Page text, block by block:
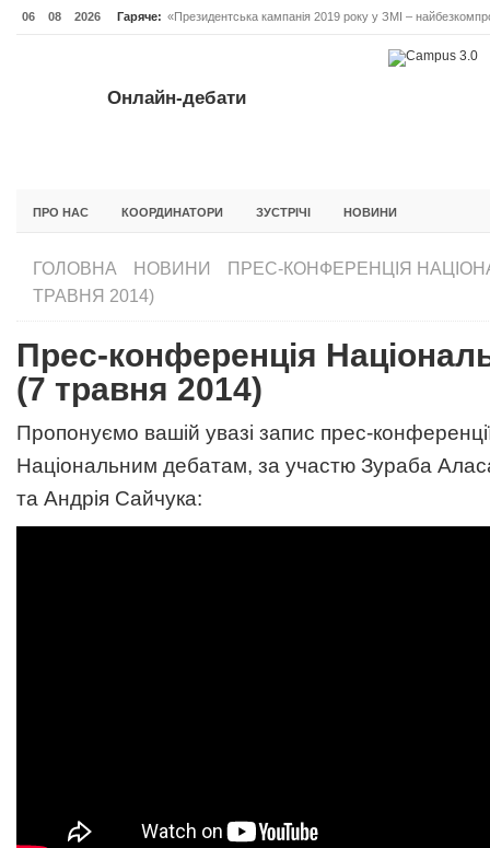
06 08 2026 Гаряче: «Президентська кампанія 2019 року у ЗМІ –
Онлайн-дебати #Відповідальне лідерство. Випуск 3
Онлайн-дебати
ПРО НАС КООРДИНАТОРИ ЗУСТРІЧІ НОВИНИ
ГОЛОВНА НОВИНИ
ПРЕС-КОНФЕРЕНЦІЯ
ТРАВНЯ 2014)
Прес-конференція
(7 травня 2014)
Пропонуємо вашій увазі запис прес-
Національним дебатам, за участю Зураба
та Андрія Сайчука: